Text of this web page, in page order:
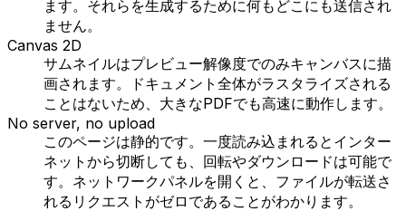
ます。それらを生成するために何もどこにも送信され
ません。
Canvas 2D
サムネイルはプレビュー解像度でのみキャンバスに描
画されます。ドキュメント全体がラスタライズされる
ことはないため、大きなPDFでも高速に動作します。
No server, no upload
このページは静的です。一度読み込まれるとインター
ネットから切断しても、回転やダウンロードは可能で
す。ネットワークパネルを開くと、ファイルが転送さ
れるリクエストがゼロであることがわかります。